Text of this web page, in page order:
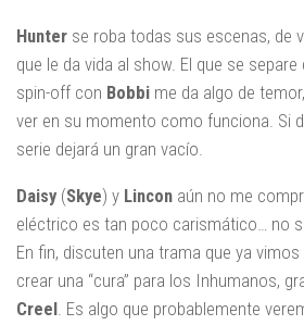
Hunter se roba todas sus escenas, de
que le da vida al show. El que se
spin-off con Bobbi me da algo de
ver en su momento como funciona. Si
serie dejará un gran vacío.
Daisy (Skye) y Lincon aún no me
eléctrico es tan poco carismático… no
En fin, discuten una trama que ya
crear una “cura” para los Inhumanos,
Creel. Es algo que probablemente